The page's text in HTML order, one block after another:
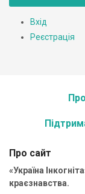
Вхід
Реєстрація
Про сайт
«Україна
краєзнавства.